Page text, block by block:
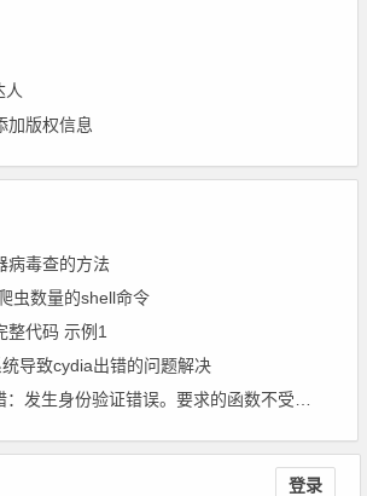
人
加版权信息
病毒查的方法
虫数量的shell命令
整代码 示例1
导致cydia出错的问题解决
登录